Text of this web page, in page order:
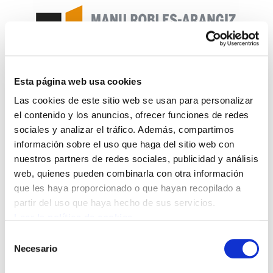
Esta página web usa cookies
Las cookies de este sitio web se usan para personalizar
el contenido y los anuncios, ofrecer funciones de redes
sociales y analizar el tráfico. Además, compartimos
información sobre el uso que haga del sitio web con
nuestros partners de redes sociales, publicidad y análisis
web, quienes pueden combinarla con otra información
que les haya proporcionado o que hayan recopilado a
partir del uso que haya hecho de sus servicios.
Necesario
Boletin del Gabinete de
estudios, 6
Boletin 17-05-2012.pdf183.8 KB
1. SOBRE LAS ELECCIONES GRIEGAS 2.
NACIONALIZACIÓN DE LA MATRIZ DE BANKIA 3.
4. UPN Y PSN ACUERDAN RECORTAR OTROS 60,4
MILLONES EN NAVARRA 5. DECRETO VIVIENDA